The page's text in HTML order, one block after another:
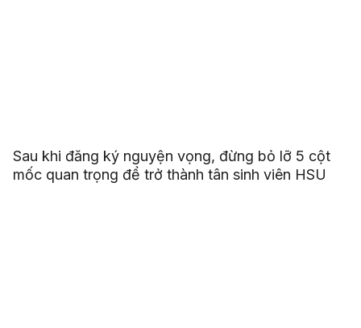
Sau khi đăng ký nguyện vọng, đừng bỏ lỡ 5 cột
mốc quan trọng để trở thành tân sinh viên HSU